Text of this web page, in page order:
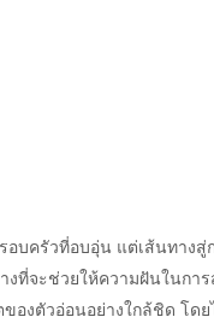
บครัวที่อบอุ่น แต่เส้นทาง
ที่จะช่วยให้ความฝันในก
งตัวอ่อนอย่างใกล้ชิด โ